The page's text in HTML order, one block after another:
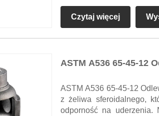
Czytaj więcej
ASTM A536 65-45-12
ASTM A536 65-45-12
z żeliwa sferoidalnego,
odporność na uderzenia.